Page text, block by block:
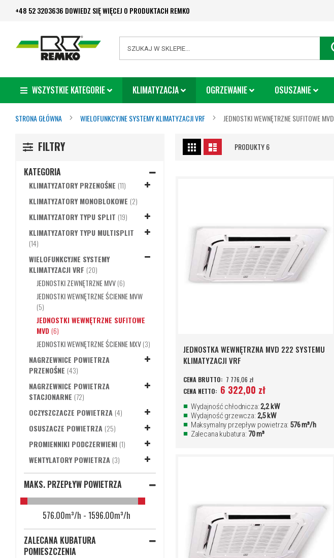
Przejdź
treści
+48 52 3203636 DOWIEDZ SIĘ WIĘCEJ O PRODUKTACH REMKO
WSZYSTKIE KATEGORIE KLIMATYZACJA OGRZEWANIE OSUSZANIE
STRONA GŁÓWNA WIELOFUNKCYJNE SYSTEMY KLIMATYZACJI VRF JEDNOSTKI WEWNĘTRZNE SUFITOWE MVD
Zobacz
jako
SiatkaLista PRODUKTY6
JEDNOSTKA WEWNĘTRZNA MVD 222 SYSTEMU
KLIMATYZACJI VRF
7 776,06 zł
6 322,00 zł
Wydajność chłodnicza:2,2 kW
Wydajność grzewcza: 2,5 kW
Maksymalny przepływ powietrza: 576 m³/h
Zalecana kubatura: 70 m³
DODAJ DO KOSZYKA
DODAJ
DO
ZAPYTANIA
PORÓWNAJ
DODAJ DO KOSZYKA
DODAJ
DO
ZAPYTANIA
PORÓWNAJ
DODAJ DO KOSZYKA
DODAJ
DO
ZAPYTANIA
PORÓWNAJ
FILTRY
KATEGORIA
KLIMATYZATORY PRZENOŚNE 11
PRODUKTY
KLIMATYZATORY MONOBLOKOWE 2
PRODUKTY
KLIMATYZATORY TYPU SPLIT 19
PRODUKTY
KLIMATYZATORY TYPU MULTISPLIT
14
PRODUKTY
WIELOFUNKCYJNE SYSTEMY
KLIMATYZACJI VRF 20
PRODUKTY
JEDNOSTKI ZEWNĘTRZNE MVV 6
PRODUKTY
JEDNOSTKI WEWNĘTRZNE ŚCIENNE MVW
5
PRODUKTY
JEDNOSTKI WEWNĘTRZNE SUFITOWE
MVD 6
PRODUKTY
JEDNOSTKI WEWNĘTRZNE ŚCIENNE MXV 3
PRODUKTY
NAGRZEWNICE POWIETRZA
PRZENOŚNE 43
PRODUKTY
NAGRZEWNICE POWIETRZA
STACJONARNE 72
PRODUKTY
OCZYSZCZACZE POWIETRZA 4
PRODUKTY
OSUSZACZE POWIETRZA 25
PRODUKTY
PROMIENNIKI PODCZERWIENI 1
PRODUKT
WENTYLATORY POWIETRZA 3
PRODUKTY
MAKS. PRZEPŁYW POWIETRZA
576.00m³/h - 1596.00m³/h
ZALECANA KUBATURA
POMIESZCZENIA